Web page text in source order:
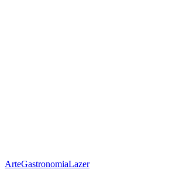
ArteGastronomiaLazer